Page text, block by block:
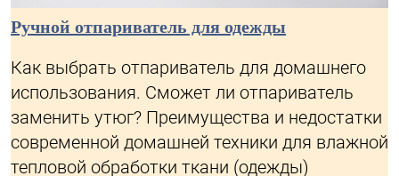
Ручной отпариватель для одежды
Как выбрать отпариватель для домашнего
использования. Сможет ли отпариватель
заменить утюг? Преимущества и недостатки
современной домашней техники для влажной
тепловой обработки ткани (одежды)